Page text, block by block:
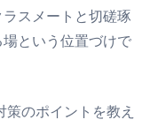
スメートと切磋琢
という位置づけで
のポイントを教え